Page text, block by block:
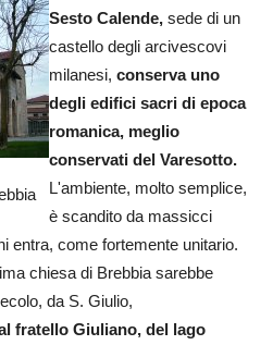
Sesto Calende, sede di un
castello degli arcivescovi
milanesi, conserva uno
degli edifici sacri di epoca
romanica, meglio
conservati del Varesotto.
L'ambiente, molto semplice,
è scandito da massicci
entra, come fortemente unitario.
chiesa di Brebbia sarebbe
da S. Giulio,
fratello Giuliano, del lago